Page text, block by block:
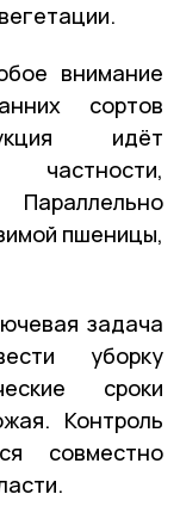
внимание
сортов
идёт
пшеницы,
задача
уборку
сроки
Контроль
совместно